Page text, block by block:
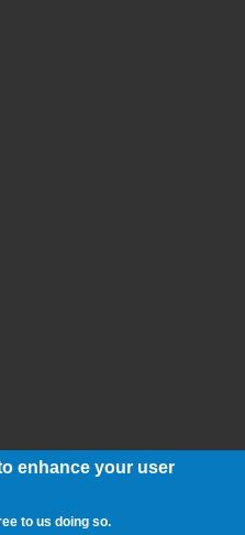
enhance your user
to us doing so.